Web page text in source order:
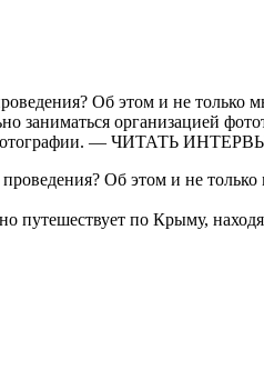
Об этом и не только
заниматься организацией
фотографии. — ЧИТАТЬ
Об этом и не только
путешествует по Крыму,